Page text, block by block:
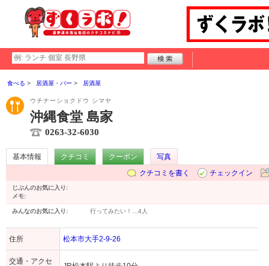
食べる 居酒屋・バー 居酒屋
ウチナーショクドウ シマヤ
沖縄食堂 島家
0263-32-6030
基本情報 クチコミ クーポン
写真
クチコミを書く
チェックイン
じぶんのお気に入り:
メモ:
みんなのお気に入り: 行ってみたい！… 4人
住所 松本市大手2-9-26
交通・アクセ